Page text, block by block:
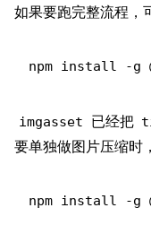
如果要跑完整流程，
imgasset 已经把
要单独做图片压缩时